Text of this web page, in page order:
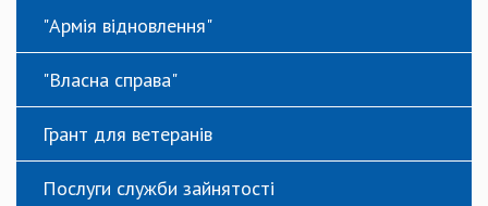
"Армія відновлення"
"Власна справа"
Грант для ветеранів
Послуги служби зайнятості